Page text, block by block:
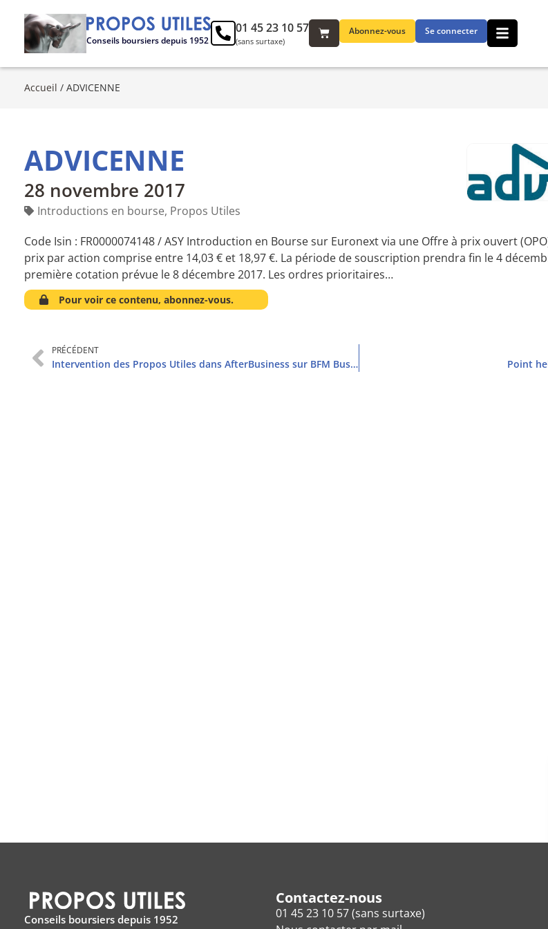
Conseils boursiers depuis 1952
Abonnez-vous Se connecter
01 45 23 10 57
(sans surtaxe)
Accueil / ADVICENNE
ADVICENNE
28 novembre 2017
Introductions en bourse, Propos Utiles
Code Isin : FR0000074148 / ASY Introduction en Bourse sur Euronext via une Offre à prix ouvert
prix par action comprise entre 14,03 € et 18,97 €. La période de souscription prendra fin le 4
première cotation prévue le 8 décembre 2017. Les ordres prioritaires…
Pour voir ce contenu, abonnez-vous.
PRÉCÉDENT
Intervention des Propos Utiles dans AfterBusiness sur BFM Business Point
Conseils boursiers depuis 1952
Contactez-nous
01 45 23 10 57 (sans surtaxe)